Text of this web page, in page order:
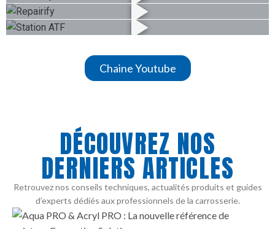
réparation d’impact…​​
Chaine Youtube
DÉCOUVREZ NOS
DERNIERS ARTICLES
Retrouvez nos conseils techniques, actualités produits et guides
d’experts dédiés aux professionnels de la carrosserie.